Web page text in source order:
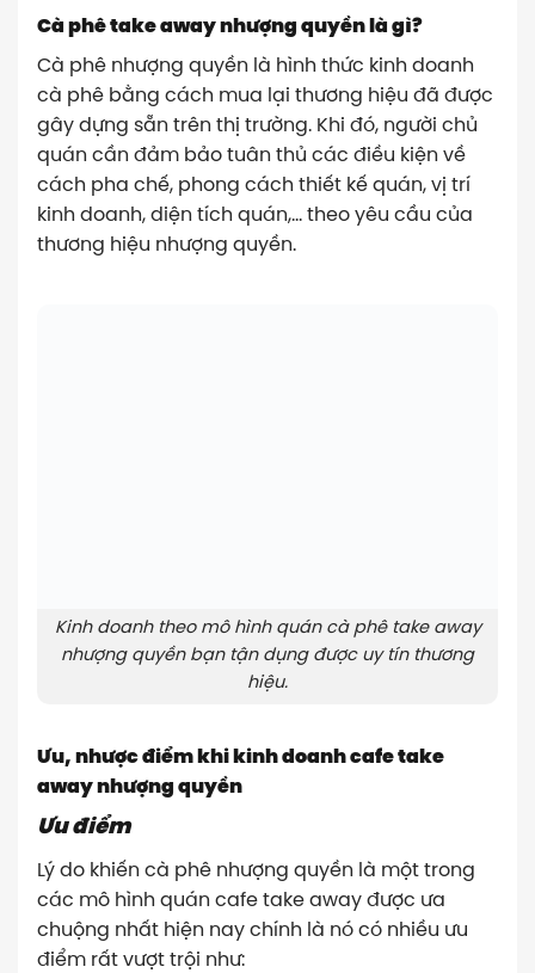
Cà phê take away nhượng quyền là gì?
Cà phê nhượng quyền là hình thức kinh doanh
cà phê bằng cách mua lại thương hiệu đã được
gây dựng sẵn trên thị trường. Khi đó, người chủ
quán cần đảm bảo tuân thủ các điều kiện về
cách pha chế, phong cách thiết kế quán, vị trí
kinh doanh, diện tích quán,… theo yêu cầu của
thương hiệu nhượng quyền.
Kinh doanh theo mô hình quán cà phê take away
nhượng quyền bạn tận dụng được uy tín thương
hiệu.
Ưu, nhược điểm khi kinh doanh cafe take
away nhượng quyền
Ưu điểm
Lý do khiến cà phê nhượng quyền là một trong
các mô hình quán cafe take away được ưa
chuộng nhất hiện nay chính là nó có nhiều ưu
điểm rất vượt trội như: